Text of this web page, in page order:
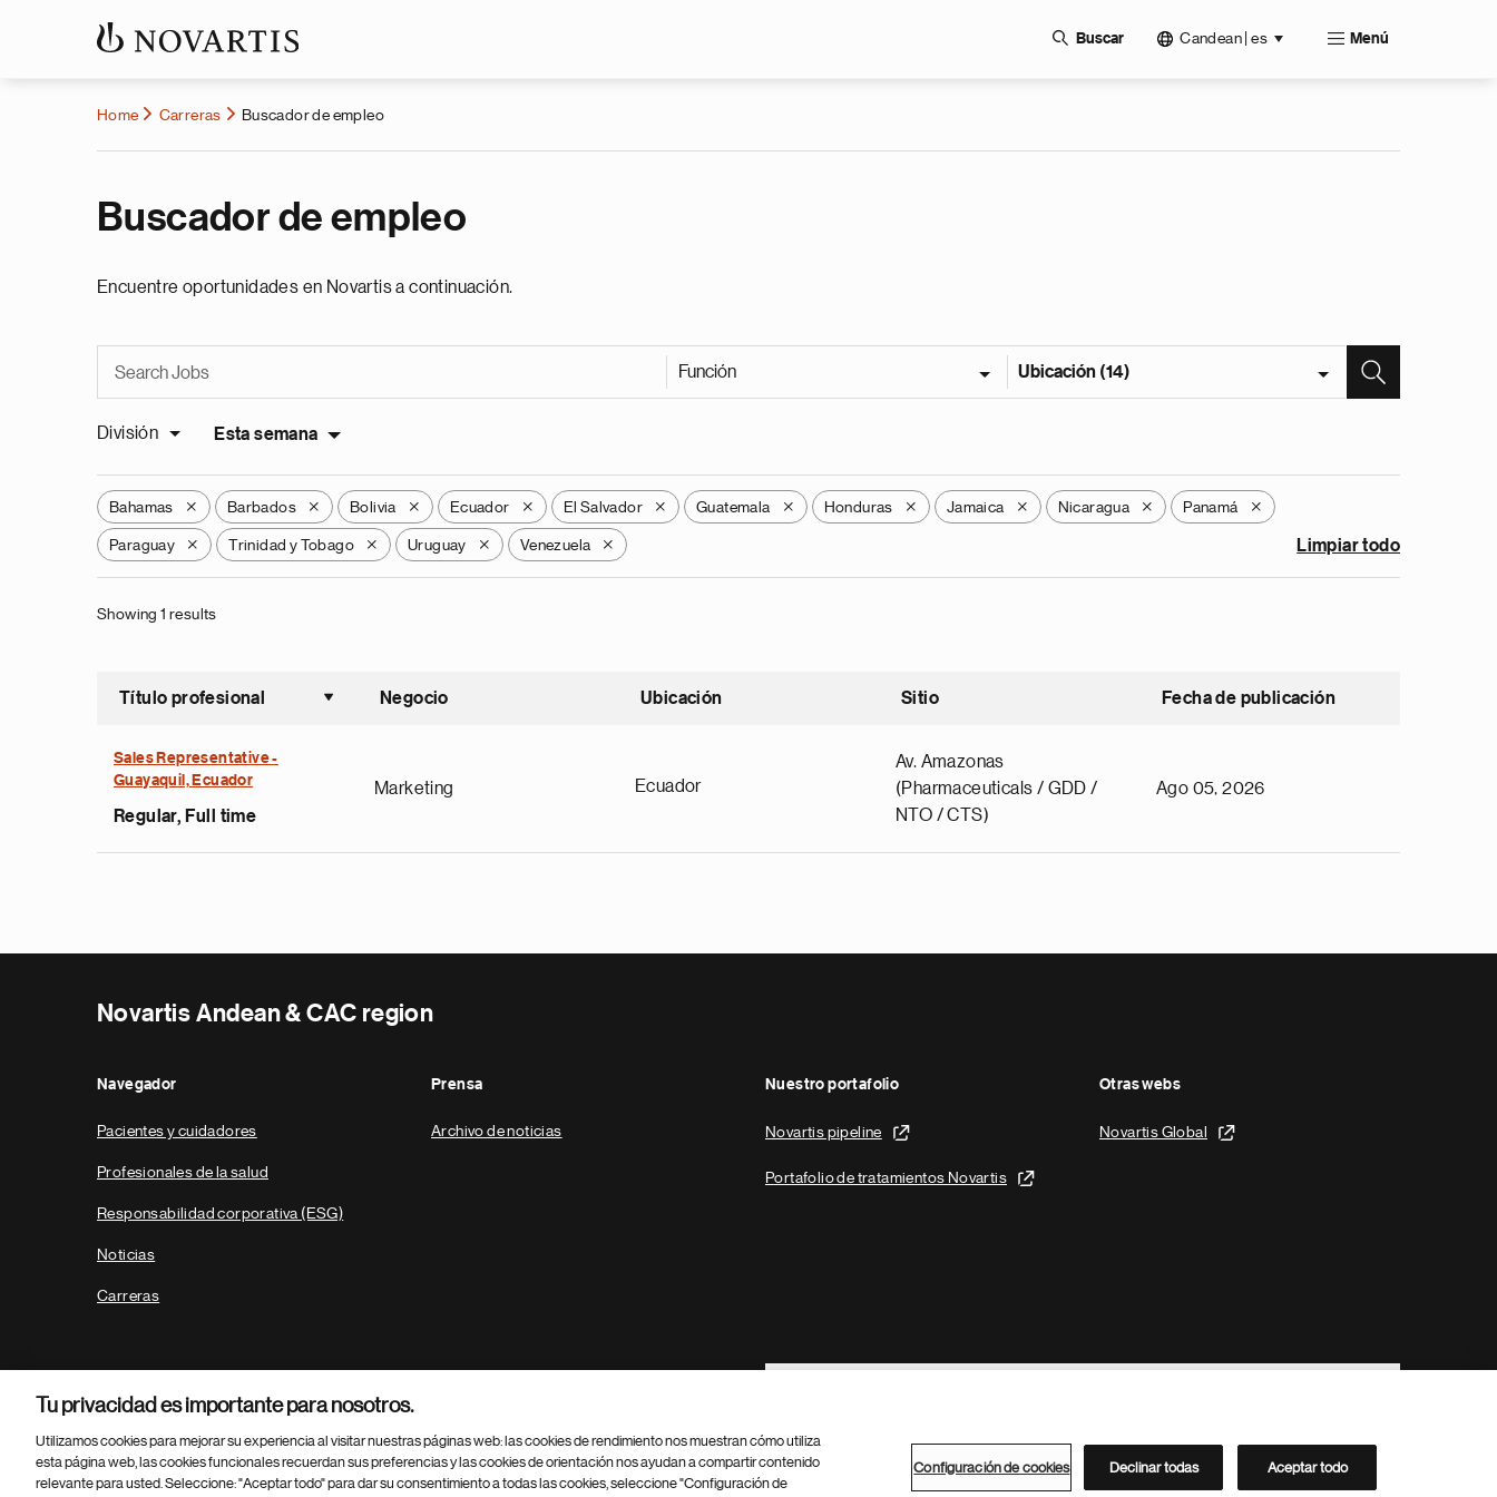
Buscar Candean | es Menú
Home Carreras Buscador de empleo
Buscador de empleo
Encuentre oportunidades en Novartis a continuación.
Función Ubicación (14)
División Esta semana
Bahamas X Barbados X Bolivia X Ecuador X El Salvador X Guatemala X Honduras X Jamaica X Nicaragua X Panamá X
Paraguay X Trinidad y Tobago X Uruguay X Venezuela X Limpiar todo
Showing 1 results
Título profesional
Ordenar ascendente
Negocio Ubicación Sitio Fecha de publicación
Sales Representative -
Guayaquil, Ecuador
Regular, Full time
Marketing Ecuador
Av. Amazonas
(Pharmaceuticals / GDD /
NTO / CTS)
Ago 05, 2026
Novartis Andean & CAC region
Navegador
Pacientes y cuidadores
Profesionales de la salud
Responsabilidad corporativa (ESG)
Noticias
Carreras
Prensa
Archivo de noticias
Nuestro portafolio
Novartis pipeline
Portafolio de tratamientos Novartis
Otras webs
Novartis Global
Footer Site Search
Parte
© 2026 Novartis AG Directorio de Novartis
Tu privacidad es importante para nosotros.
Utilizamos cookies para mejorar su experiencia al visitar nuestras páginas web: las cookies de rendimiento nos muestran cómo utiliza
esta página web, las cookies funcionales recuerdan sus preferencias y las cookies de orientación nos ayudan a compartir contenido
relevante para usted. Seleccione: "Aceptar todo" para dar su consentimiento a todas las cookies, seleccione "Configuración de
Configuración de cookies Declinar todas Aceptar todo